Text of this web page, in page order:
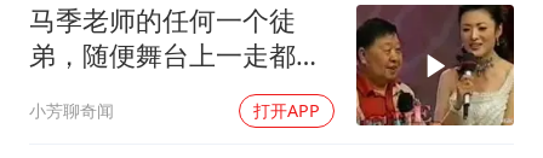
女儿为争财产堵门阻挠父亲出殡
夯实基础开新局
马季老师的任何一个徒
弟，随便舞台上一走都得
小芳聊奇闻 打开APP